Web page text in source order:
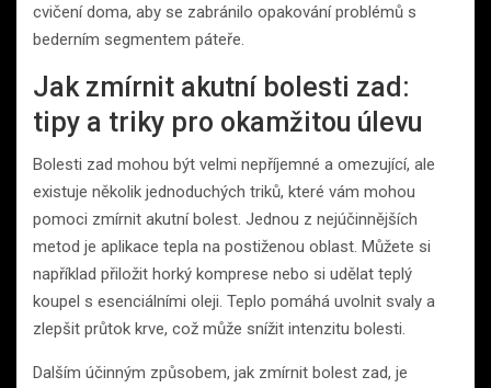
cvičení doma, aby se zabránilo opakování problémů s
bederním segmentem páteře.
Jak zmírnit akutní bolesti zad:
tipy a triky pro okamžitou úlevu
Bolesti zad mohou být velmi nepříjemné a omezující, ale
existuje několik jednoduchých triků, které vám mohou
pomoci zmírnit akutní bolest. Jednou z nejúčinnějších
metod je aplikace tepla na postiženou oblast. Můžete si
například přiložit horký komprese nebo si udělat teplý
koupel s esenciálními oleji. Teplo pomáhá uvolnit svaly a
zlepšit průtok krve, což může snížit intenzitu bolesti.
Dalším účinným způsobem, jak zmírnit bolest zad, je